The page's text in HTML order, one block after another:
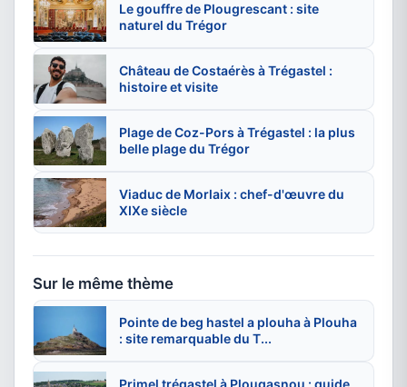
Le gouffre de Plougrescant : site
naturel du Trégor
Château de Costaérès à Trégastel :
histoire et visite
Plage de Coz-Pors à Trégastel : la plus
belle plage du Trégor
Viaduc de Morlaix : chef-d'œuvre du
XIXe siècle
Sur le même thème
Pointe de beg hastel a plouha à Plouha
: site remarquable du T...
Primel trégastel à Plougasnou : guide